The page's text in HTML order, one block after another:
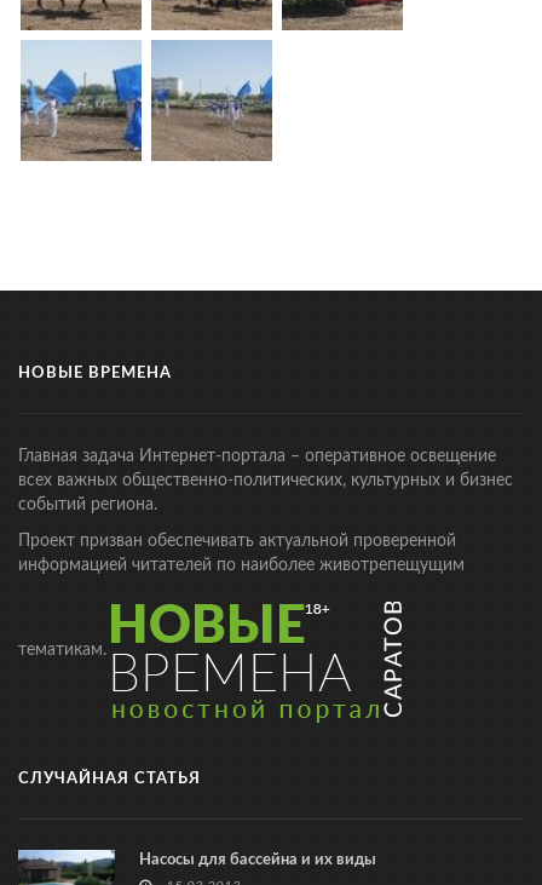
НОВЫЕ ВРЕМЕНА
Главная задача Интернет-портала – оперативное освещение
всех важных общественно-политических, культурных и бизнес
событий региона.
Проект призван обеспечивать актуальной проверенной
информацией читателей по наиболее животрепещущим
тематикам.
СЛУЧАЙНАЯ СТАТЬЯ
Насосы для бассейна и их виды